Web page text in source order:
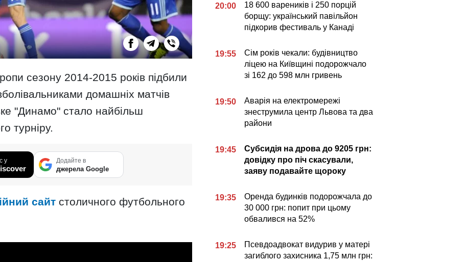
сезону 2014-2015 років підбили
домашніх матчів
"Динамо" стало найбільш
турніру.
у Додайте в
джерела Google
сайт столичного футбольного
20:00
18 600 вареників і 250 порцій
борщу: український павільйон
підкорив фестиваль у Канаді
19:55
Сім років чекали: будівництво
ліцею на Київщині подорожчало
зі 162 до 598 млн гривень
19:50
Аварія на електромережі
знеструмила центр Львова та два
райони
19:45
Субсидія на дрова до 9205 грн:
довідку про піч скасували,
заяву подавайте щороку
19:35
Оренда будинків подорожчала до
30 000 грн: попит при цьому
обвалився на 52%
19:25
Псевдоадвокат видурив у матері
загиблого захисника 1,75 млн грн: